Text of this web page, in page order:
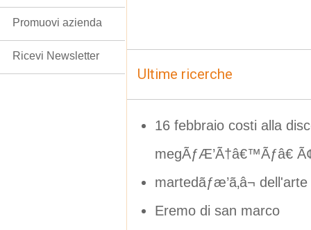
Ultime ricerche
16 febbraio costi alla
megÃƒÆ’Ã†â€™Ãƒâ€
martedãƒæ’ã‚â¬ dell'arte
Eremo di san marco
Promuovi azienda
Ricevi Newsletter